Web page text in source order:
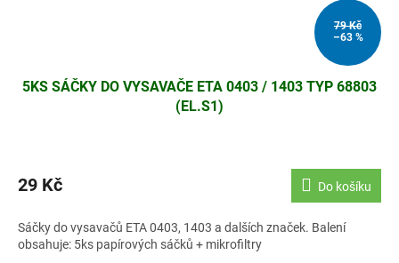
79 Kč
–63 %
5KS SÁČKY DO VYSAVAČE ETA 0403 / 1403 TYP 68803
(EL.S1)
29 Kč Do košíku
Sáčky do vysavačů ETA 0403, 1403 a dalších značek. Balení
obsahuje: 5ks papírových sáčků + mikrofiltry